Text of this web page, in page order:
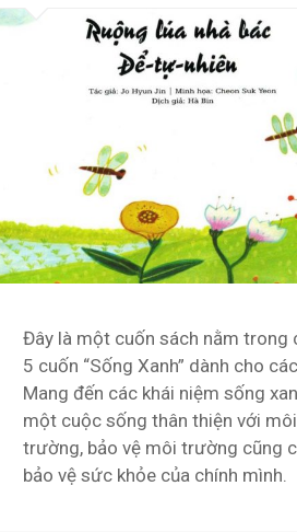
Đây là một cuốn sách nằm trong
5 cuốn “Sống Xanh” dành cho
Mang đến các khái niệm sống
một cuộc sống thân thiện với môi
trường, bảo vệ môi trường cũng
bảo vệ sức khỏe của chính mình.